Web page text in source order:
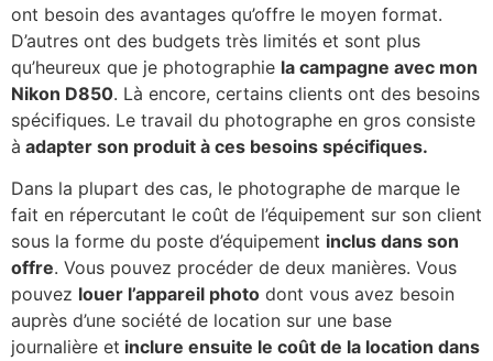
ont besoin des avantages qu’offre le moyen format.
D’autres ont des budgets très limités et sont plus
qu’heureux que je photographie la campagne avec mon
Nikon D850. Là encore, certains clients ont des besoins
spécifiques. Le travail du photographe en gros consiste
à adapter son produit à ces besoins spécifiques.
Dans la plupart des cas, le photographe de marque le
fait en répercutant le coût de l’équipement sur son client
sous la forme du poste d’équipement inclus dans son
offre. Vous pouvez procéder de deux manières. Vous
pouvez louer l’appareil photo dont vous avez besoin
auprès d’une société de location sur une base
journalière et inclure ensuite le coût de la location dans